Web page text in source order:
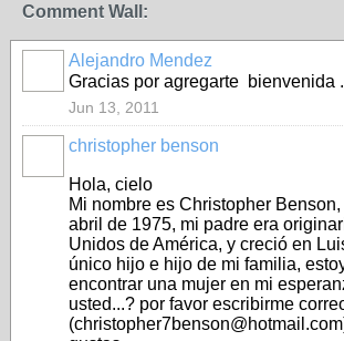
Comment Wall:
Alejandro Mendez
Gracias por agregarte bienvenida .
Jun 13, 2011
christopher benson
Hola, cielo
Mi nombre es Christopher
abril de 1975, mi padre era
Unidos de América, y creció en
único hijo e hijo de mi familia,
encontrar una mujer en mi
usted...? por favor escribirme